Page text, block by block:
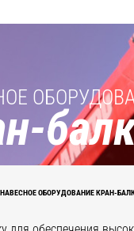
НАВЕСНОЕ ОБОРУДОВАНИЕ КРАН-